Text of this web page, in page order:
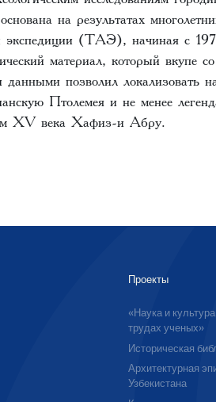
на результатах
экспедиции (ТАЭ), начиная с
материал, который вкупе
данными позволил локализовать
Птолемея и не менее
XV века Хафиз-и Абру.
Проекты
«Наука и
трудах ученых»
Историческая
Архитектурная
Узбекистана